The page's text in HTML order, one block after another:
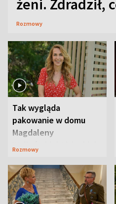
żeni. Zdradził,
Rozmowy
Tak wygląda
pakowanie w domu
Magdaleny
Waligórskiej-Lisieckiej.
Rozmowy